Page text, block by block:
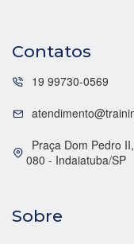
Contatos
19 99730-0569
Praça Dom Pedro
080 - Indaiatuba/SP
Sobre